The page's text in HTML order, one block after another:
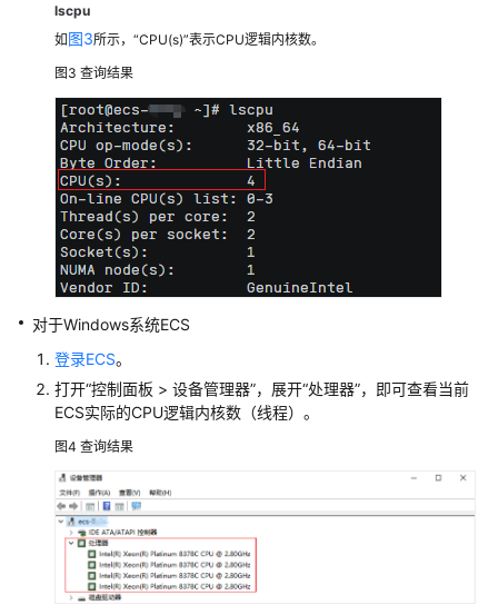
使
用
实
例
自
定
义
数
据
和
数
据
修
ECS
主
机
名
（Hostname）
lscpu
如图3所示，“CPU(s)”表示CPU逻辑内核数。
图3 查询结果
对于Windows系统ECS
登录ECS。
打开“控制面板 > 设备管理器”，展开“处理器”，即可查看当前
ECS实际的CPU逻辑内核数（线程）。
图4 查询结果